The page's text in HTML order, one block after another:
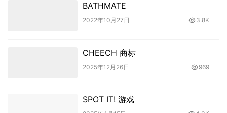
BATHMATE
2022年10月27日 3.8K
CHEECH 商标
2025年12月26日 969
SPOT IT! 游戏